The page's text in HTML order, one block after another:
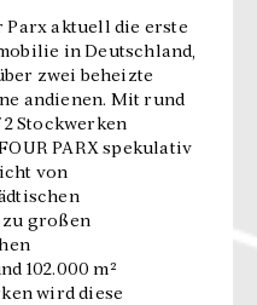
aktuell die erste
in Deutschland,
zwei beheizte
andienen. Mit rund
Stockwerken
PARX spekulativ
von
großen
102.000 m²
wird diese